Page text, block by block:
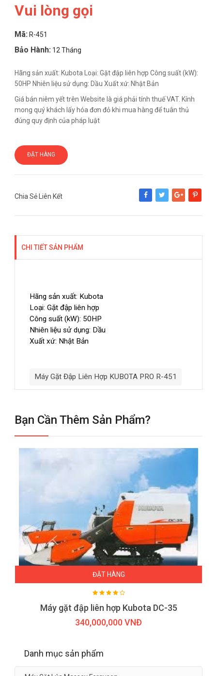
Vui lòng gọi
Mã: R-451
Bảo Hành: 12 Tháng
Hãng sản xuất: Kubota Loại: Gặt đập liên hợp Công suất (kW):
50HP Nhiên liệu sử dụng: Dầu Xuất xứ: Nhật Bản
Giá bán niêm yết trên Website là giá phải tính thuế VAT. Kính
mong quý khách lấy hóa đơn đỏ khi mua hàng để tuân thủ
đúng quy định của pháp luật
ĐẶT HÀNG
Chia Sẻ Liên Kết
Share Tweet Google+Pinterest
CHI TIẾT SẢN PHẨM
Hãng sản xuất: Kubota
Loại: Gặt đập liên hợp
Công suất (kW): 50HP
Nhiên liệu sử dụng: Dầu
Xuất xứ: Nhật Bản
Máy Gặt Đập Liên Hợp KUBOTA PRO R-451
Bạn Cần Thêm Sản Phẩm?
ĐẶT HÀNG
Máy gặt đập liên hợp Kubota DC-35
340,000,000 VNĐ
Danh mục sản phẩm